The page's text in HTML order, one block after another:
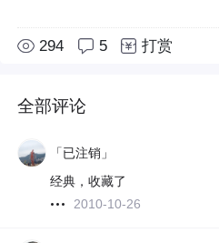
294 5 打赏
全部评论
「已注销」
经典，收藏了
2010-10-26